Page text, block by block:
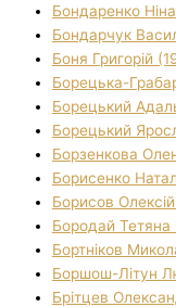
Бондаренко
Бондарчук
Боня Григорій
Борецька-
Борецький
Борецький
Борзенкова
Борисенко
Борисов
Бородай Тетяна
Бортніков
Боршош-Літун
Брітцев